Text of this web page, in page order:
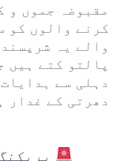
مقبوضہ جموں و
کرنے والوں کو
والے یہ
پالتو کتے ہیں
دہلی سے
دھرتی کے غدار